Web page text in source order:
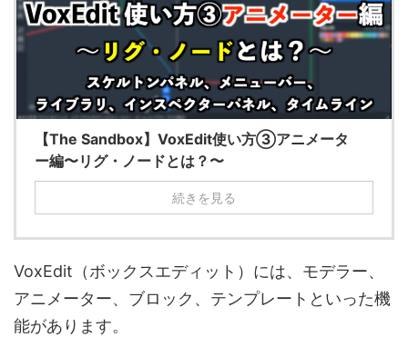
【The Sandbox】VoxEdit使い方③アニメータ
ー編〜リグ・ノードとは？〜
続きを見る
VoxEdit（ボックスエディット）には、モデラー、
アニメーター、ブロック、テンプレートといった機
能があります。